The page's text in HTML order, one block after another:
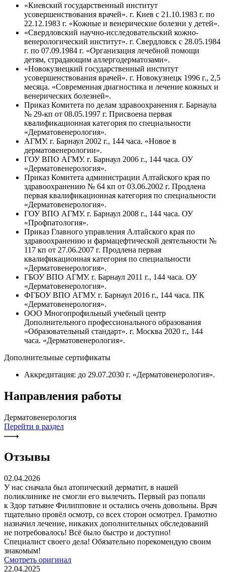
«Киевский государственный институт
усовершенствования врачей». г. Киев с 21.10.1983 г. по
22.12.1983 г. «Кожные и венерические болезни у детей».
«Свердловский научно-исследовательский кожно-
венерологический институт». г. Свердловск с 28.05.1984
г. по 07.09.1984 г. «Организация лечебной помощи
детям, страдающим аллергодерматозами».
«Новокузнецкий государственный институт
усовершенствования врачей». г. Новокузнецк 1996 г., 2,5
месяца. «Современная диагностика и лечение кожных и
венерических болезней».
Приказ Комитета по делам здравоохранения г. Барнаула
№ 29-кп от 08.05.1997 г. Присвоена первая
квалификационная категория по специальности
«Дерматовенерология».
АГМУ. г. Барнаул 2002 г., 144 часа. «Новое в
дерматовенерологии».
ГОУ ВПО АГМУ. г. Барнаул 2006 г., 144 часа. ОУ
«Дерматовенерология».
Приказ Комитета администрации Алтайского края по
здравоохранению № 64 кп от 03.06.2002 г. Продлена
первая квалификационная категория по специальности
«Дерматовенерология».
ГОУ ВПО АГМУ. г. Барнаул 2008 г., 144 часа. ОУ
«Профпатология».
Приказ Главного управления Алтайского края по
здравоохранению и фармацефтической деятельности №
117 кп от 27.06.2007 г. Продлена первая
квалификационная категория по специальности
«Дерматовенерология».
ГБОУ ВПО АГМУ. г. Барнаул 2011 г., 144 часа. ОУ
«Дерматовенерология».
ФГБОУ ВПО АГМУ. г. Барнаул 2016 г., 144 часа. ПК
«Дерматовенерология».
ООО Многопрофильный учебный центр
Дополнительного профессионального образования
«Образовательный стандарт». г. Москва 2020 г., 144
часа. «Дерматовенерология».
Дополнительные сертификаты
Аккредитация: до 29.07.2030 г. «Дерматовенерология».
Направления работы
Дерматовенерология
Перейти в раздел
Отзывы
02.04.2026
У нас сначала был атопический дерматит, в нашей
поликлинике не смогли его вылечить. Первый раз попали
к Здор татьяне Филипповне и остались очень довольны. Врач
тщательно провёл осмотр, со всех сторон осмотрел. Грамотно
назначил лечение, никаких дополнительных обследований
не потребовалось! Всё было быстро и доступно!
Специалист своего дела! Обязательно порекомендую своим
знакомым!
Смотреть оригинал
22.04.2025